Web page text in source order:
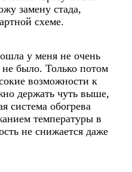
замену стада,
схеме.
у меня не очень
было. Только потом
возможности к
держать чуть выше,
система обогрева
температуры в
не снижается даже